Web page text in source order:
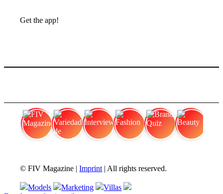
Get the app!
© FIV Magazine |Imprint | All rights reserved.
Models Marketing
Villas